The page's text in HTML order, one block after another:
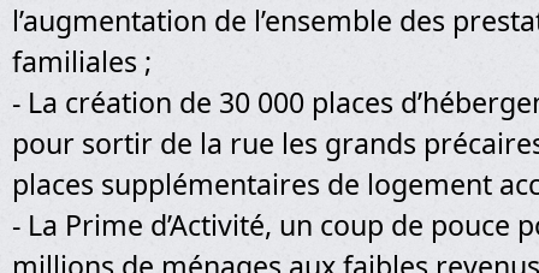
l’augmentation de l’ensemble des
familiales ;
- La création de 30 000 places
pour sortir de la rue les grands
places supplémentaires de logement
- La Prime d’Activité, un coup de pouce